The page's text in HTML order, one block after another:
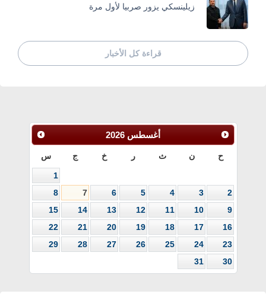
زيلينسكي يزور صربيا لأول مرة
قراءة كل الأخبار
أغسطس 2026
ح ن ث ر خ ج س
1
2
3
4
5
6
7
8
9
10
11
12
13
14
15
16
17
18
19
20
21
22
23
24
25
26
27
28
29
30
31